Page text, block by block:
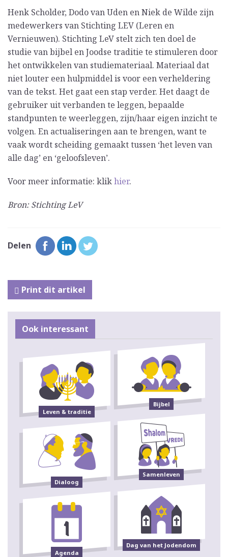
Henk Scholder, Dodo van Uden en Niek de Wilde zijn
medewerkers van Stichting LEV (Leren en
Vernieuwen). Stichting LeV stelt zich ten doel de
studie van bijbel en Joodse traditie te stimuleren door
het ontwikkelen van stu­diemateriaal. Materiaal dat
niet louter een hulpmiddel is voor een verheldering
van de tekst. Het gaat een stap verder. Het daagt de
gebruiker uit verbanden te leggen, bepaalde
standpunten te weerleggen, zijn/haar eigen inzicht te
volgen. En actualiseringen aan te brengen, want te
vaak wordt scheiding gemaakt tussen ‘het leven van
alle dag’ en ‘geloofsleven’.
Voor meer informatie: klikhier.
Bron: Stichting LeV
Delen
Print dit artikel
Ook interessant
Leven & traditie
Bijbel
Dialoog
Samenleven
Agenda
Dag van het Jodendom